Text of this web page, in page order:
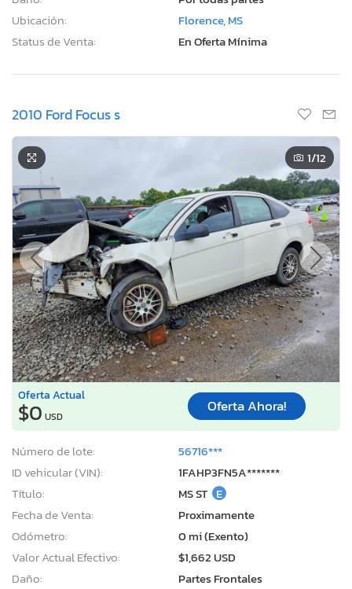
Ubicación:
Florence, MS
Status de Venta:
En Oferta Mínima
2010 Ford Focus s
1/12
Oferta Actual
$0 USD
Oferta Ahora!
Número de lote:
56716***
ID vehicular (VIN):
1FAHP3FN5A*******
Título:
MS ST E
Fecha de Venta:
Proximamente
Odómetro:
0 mi (Exento)
Valor Actual Efectivo:
$1,662 USD
Daño:
Partes Frontales